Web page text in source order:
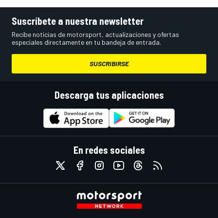
Suscríbete a nuestra newsletter
Recibe noticias de motorsport, actualizaciones y ofertas
especiales directamente en tu bandeja de entrada.
SUSCRIBIRSE
Descarga tus aplicaciones
En redes sociales